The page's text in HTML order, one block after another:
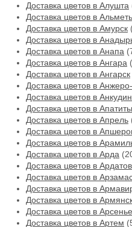
Доставка цветов в Алушта
Доставка цветов в
Доставка цветов в Амурск
Доставка цветов в
Доставка цветов в Анапа
Доставка цветов в Ангара
Доставка цветов в Ангарск
Доставка цветов в
Доставка цветов в
Доставка цветов в Апатиты
Доставка цветов в Апрель
Доставка цветов в
Доставка цветов в
Доставка цветов в Арда
Доставка цветов в Ардатов
Доставка цветов в
Доставка цветов в
Доставка цветов в
Доставка цветов в
Доставка цветов в Артем